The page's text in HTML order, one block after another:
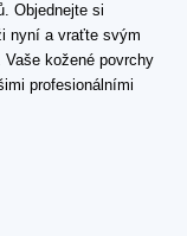
Objednejte si
nyní a vraťte svým
kožené povrchy
profesionálními